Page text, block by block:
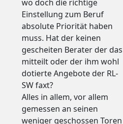
wo doch die richtige
Einstellung zum Beruf
absolute Priorität haben
muss. Hat der keinen
gescheiten Berater der das
mitteilt oder der ihm wohl
dotierte Angebote der RL-
SW faxt?
Alles in allem, vor allem
gemessen an seinen
weniger geschossen Toren